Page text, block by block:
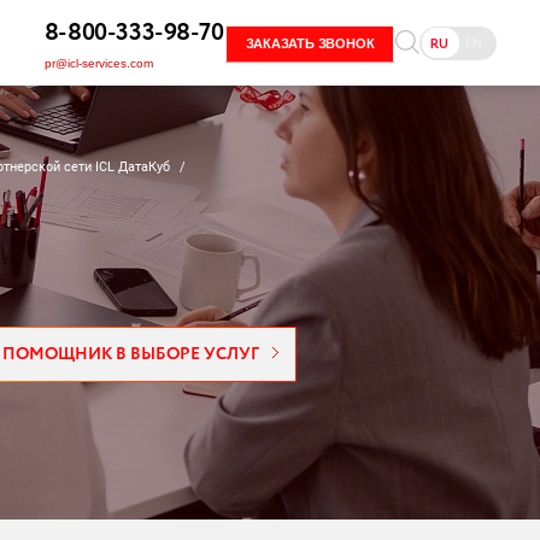
8-800-333-98-70
pr@icl-services.com
ЗАКАЗАТЬ ЗВОНОК RU
сети ICL ДатаКуб /
ПОМОЩНИК В ВЫБОРЕ УСЛУГ